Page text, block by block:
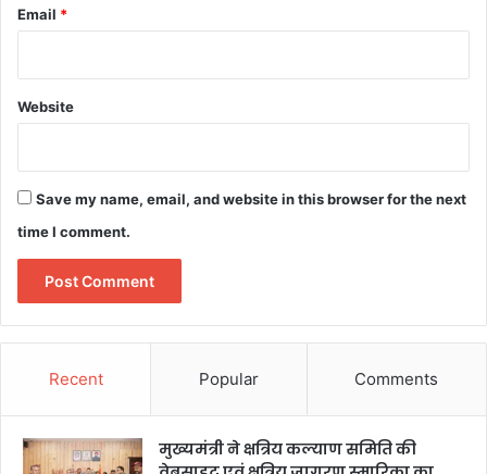
Email *
Website
Save my name, email, and website in this browser for the next
time I comment.
Recent Popular Comments
मुख्यमंत्री ने क्षत्रिय कल्याण समिति की